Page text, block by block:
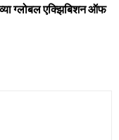
ग्लोबल एक्झिबिशन ऑफ